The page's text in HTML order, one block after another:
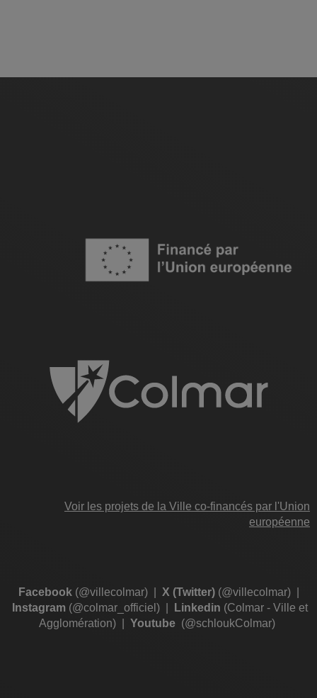
Image
Voir les projets de la Ville co-financés par l'Union
européenne
Facebook(@villecolmar)| X (Twitter)(@villecolmar)|
Instagram (@colmar_officiel) Linkedin (Colmar - Ville et
Agglomération)
Youtube (@schloukColmar)